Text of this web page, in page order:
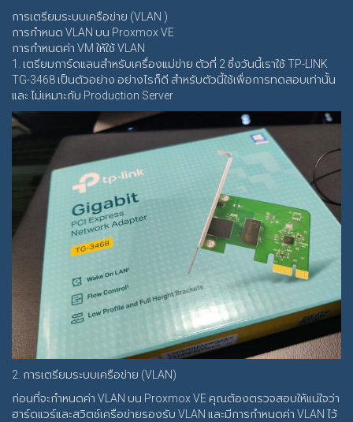
การเตรียมระบบเครือข่าย (VLAN )
การกำหนด VLAN บน Proxmox VE
การกำหนดค่า VM ให้ใช้ VLAN
1. เตรียมการ์ดแลนสำหรับเครื่องแม่ข่าย ตัวที่ 2 ซึ่งวันนี้เราใช้ TP-LINK
TG-3468 เป็นตัวอย่าง อย่างไรก็ดี สำหรับตัวนี้ใช้เพื่อการทดสอบเท่านั้น
และ ไม่เหมาะกับ Production Server
2. การเตรียมระบบเครือข่าย (VLAN)
ก่อนที่จะกำหนดค่า VLAN บน Proxmox VE คุณต้องตรวจสอบให้แน่ใจว่า
ฮาร์ดแวร์และสวิตช์เครือข่ายรองรับ VLAN และมีการกำหนดค่า VLAN ไว้